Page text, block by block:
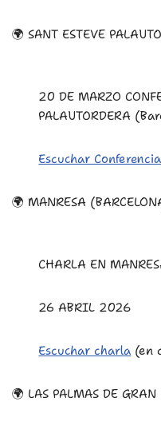
🌍 SANT ESTEVE
20 DE MARZO
PALAUTORDERA
Escuchar Conferencia
🌍 MANRESA
CHARLA EN
26 ABRIL 2026
Escuchar charla (en
🌍 LAS PALMAS DE